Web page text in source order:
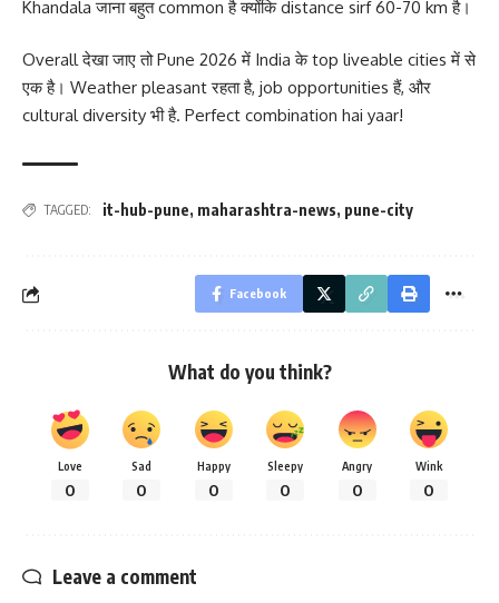
Khandala जाना बहुत common है क्योंकि distance sirf 60-70 km है।
Overall देखा जाए तो Pune 2026 में India के top liveable cities में से
एक है। Weather pleasant रहता है, job opportunities हैं, और
cultural diversity भी है. Perfect combination hai yaar!
TAGGED: it-hub-pune, maharashtra-news, pune-city
Facebook
What do you think?
Love
0
Sad
0
Happy
0
Sleepy
0
Angry
0
Wink
0
Leave a comment